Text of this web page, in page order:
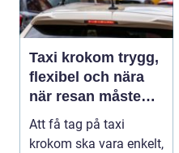
Taxi krokom trygg,
flexibel och nära
när resan måste
fungera
Att få tag på taxi
krokom ska vara enkelt,